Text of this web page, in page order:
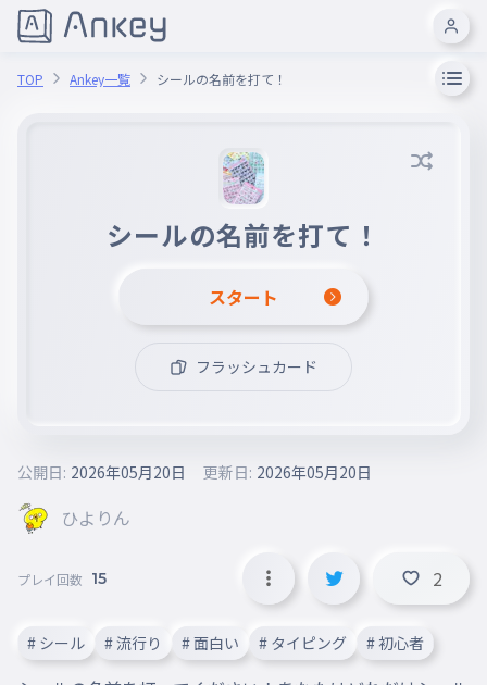
TOP Ankey一覧 シールの名前を打て！
シールの名前を打て！
スタート
フラッシュカード
ひよりん
公開日: 2026年05月20日 更新日: 2026年05月20日
プレイ回数 15 2
# シール # 流行り # 面白い # タイピング # 初心者